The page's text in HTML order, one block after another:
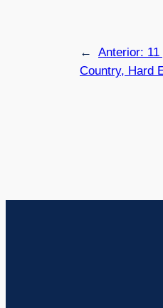
← Anterior:
Country, Hard